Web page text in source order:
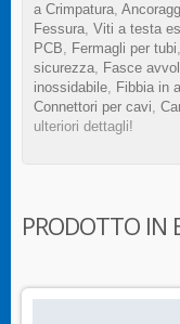
a Crimpatura,
Fessura, Viti a testa
PCB, Fermagli per tubi,
sicurezza, Fasce
inossidabile, Fibbia in
Connettori per cavi,
ulteriori dettagli!
PRODOTTO IN